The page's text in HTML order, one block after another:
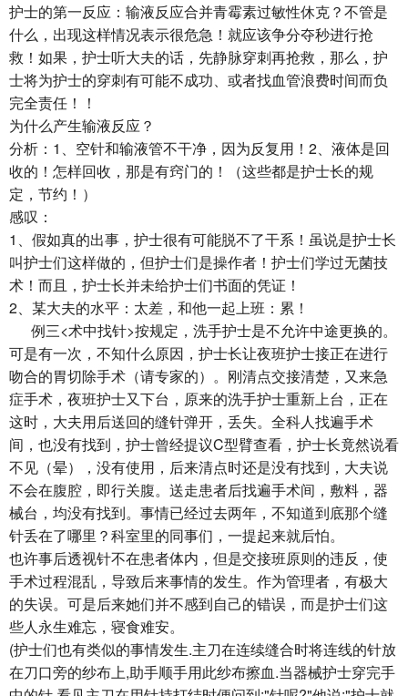
护士的第一反应：输液反应合并青霉素过敏性休克？不管是
什么，出现这样情况表示很危急！就应该争分夺秒进行抢
救！如果，护士听大夫的话，先静脉穿刺再抢救，那么，护
士将为护士的穿刺有可能不成功、或者找血管浪费时间而负
完全责任！！
为什么产生输液反应？
分析：1、空针和输液管不干净，因为反复用！2、液体是回
收的！怎样回收，那是有窍门的！（这些都是护士长的规
定，节约！）
感叹：
1、假如真的出事，护士很有可能脱不了干系！虽说是护士长
叫护士们这样做的，但护士们是操作者！护士们学过无菌技
术！而且，护士长并未给护士们书面的凭证！
2、某大夫的水平：太差，和他一起上班：累！
例三<术中找针>按规定，洗手护士是不允许中途更换的。
可是有一次，不知什么原因，护士长让夜班护士接正在进行
吻合的胃切除手术（请专家的）。刚清点交接清楚，又来急
症手术，夜班护士又下台，原来的洗手护士重新上台，正在
这时，大夫用后送回的缝针弹开，丢失。全科人找遍手术
间，也没有找到，护士曾经提议C型臂查看，护士长竟然说看
不见（晕），没有使用，后来清点时还是没有找到，大夫说
不会在腹腔，即行关腹。送走患者后找遍手术间，敷料，器
械台，均没有找到。事情已经过去两年，不知道到底那个缝
针丢在了哪里？科室里的同事们，一提起来就后怕。
也许事后透视针不在患者体内，但是交接班原则的违反，使
手术过程混乱，导致后来事情的发生。作为管理者，有极大
的失误。可是后来她们并不感到自己的错误，而是护士们这
些人永生难忘，寝食难安。
(护士们也有类似的事情发生.主刀在连续缝合时将连线的针放
在刀口旁的纱布上,助手顺手用此纱布擦血.当器械护士穿完手